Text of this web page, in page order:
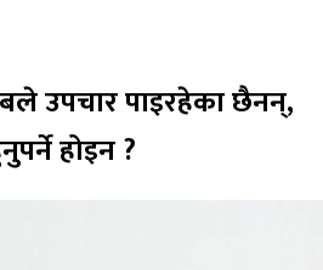
उपचार पाइरहेका छैनन्,
होइन ?